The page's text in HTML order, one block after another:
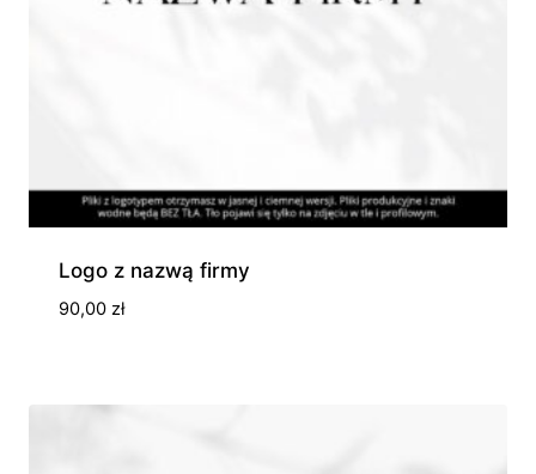
Logo z nazwą firmy
90,00 zł